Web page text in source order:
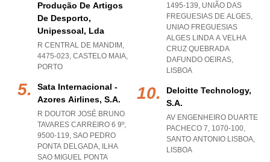
Produção De Artigos
De Desporto,
Unipessoal, Lda
R CENTRAL DE MANDIM,
4475-023, CASTELO MAIA,
PORTO
Sata Internacional -
Azores Airlines, S.a.
R DOUTOR JOSÉ BRUNO
TAVARES CARREIRO 6 9º,
9500-119, SAO PEDRO
PONTA DELGADA, ILHA
SAO MIGUEL PONTA
1495-139, UNIÃO DAS
FREGUESIAS DE ALGES,
UNIAO FREGUESIAS
ALGES LINDA A VELHA
CRUZ QUEBRADA
DAFUNDO OEIRAS,
LISBOA
Deloitte Technology,
S.a.
AV ENGENHEIRO DUARTE
PACHECO 7, 1070-100,
SANTO ANTONIO LISBOA,
LISBOA